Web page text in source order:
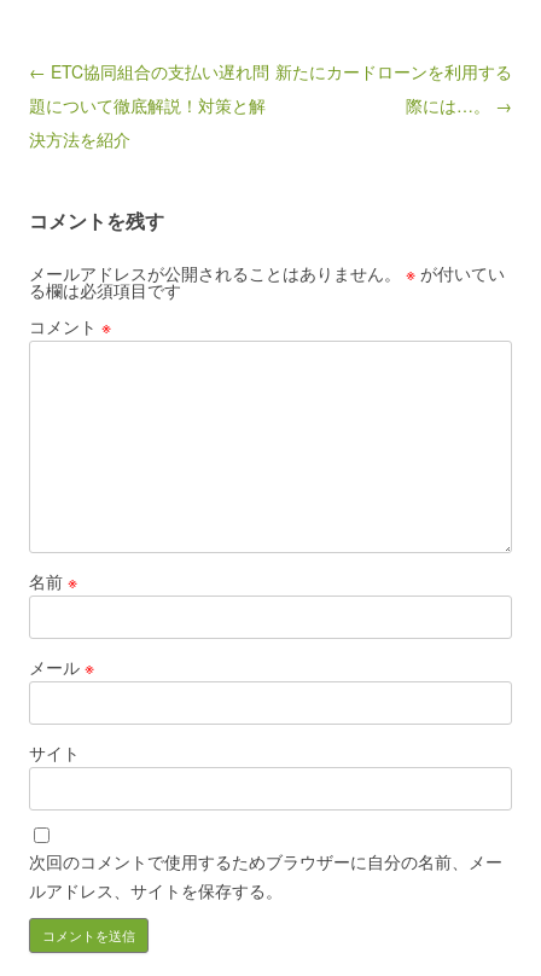
Post navigation
← ETC協同組合の支払い遅れ問
題について徹底解説！対策と解
決方法を紹介
新たにカードローンを利用する
際には…。 →
コメントを残す
メールアドレスが公開されることはありません。 ※ が付いてい
る欄は必須項目です
コメント ※
名前 ※
メール ※
サイト
次回のコメントで使用するためブラウザーに自分の名前、メー
ルアドレス、サイトを保存する。